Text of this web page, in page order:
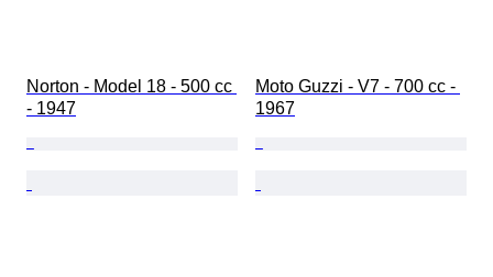
Norton - Model 18 - 500 cc
- 1947
Moto Guzzi - V7 - 700 cc -
1967